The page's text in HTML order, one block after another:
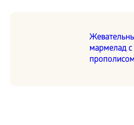
мармелад с
прополисом